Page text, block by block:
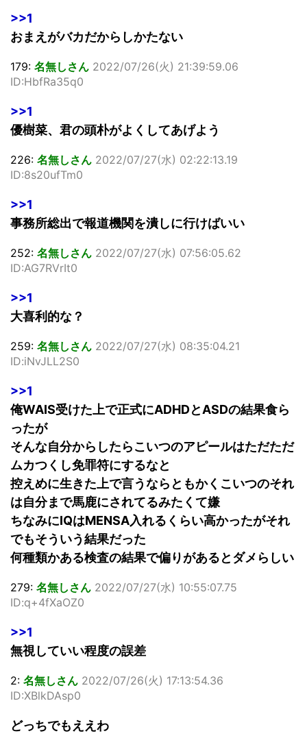
>>1
おまえがバカだからしかたない
179: 名無しさん 2022/07/26(火) 21:39:59.06
ID:HbfRa35q0
>>1
優樹菜、君の頭朴がよくしてあげよう
226: 名無しさん 2022/07/27(水) 02:22:13.19
ID:8s20ufTm0
>>1
事務所総出で報道機関を潰しに行けばいい
252: 名無しさん 2022/07/27(水) 07:56:05.62
ID:AG7RVrIt0
>>1
大喜利的な？
259: 名無しさん 2022/07/27(水) 08:35:04.21
ID:iNvJLL2S0
>>1
俺WAIS受けた上で正式にADHDとASDの結果食ら
ったが
そんな自分からしたらこいつのアピールはただただ
ムカつくし免罪符にするなと
控えめに生きた上で言うならともかくこいつのそれ
は自分まで馬鹿にされてるみたくて嫌
ちなみにIQはMENSA入れるくらい高かったがそれ
でもそういう結果だった
何種類かある検査の結果で偏りがあるとダメらしい
279: 名無しさん 2022/07/27(水) 10:55:07.75
ID:q+4fXaOZ0
>>1
無視していい程度の誤差
2: 名無しさん 2022/07/26(火) 17:13:54.36
ID:XBlkDAsp0
どっちでもええわ